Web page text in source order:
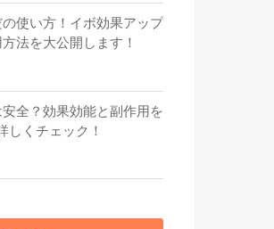
使い方！イボ効果アップ
法を大公開します！
全？効果効能と副作用を
しくチェック！